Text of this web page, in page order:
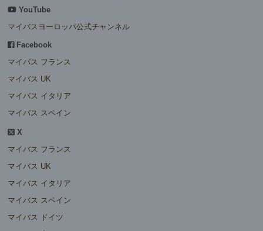
YouTube
マイバスヨーロッパ公式チャンネル
Facebook
マイバス フランス
マイバス UK
マイバス イタリア
マイバス スペイン
X
マイバス フランス
マイバス UK
マイバス イタリア
マイバス スペイン
マイバス ドイツ